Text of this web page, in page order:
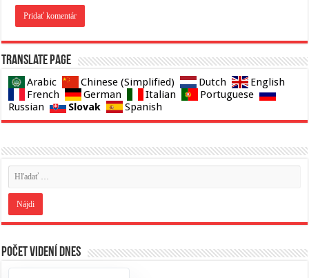
Translate page
Arabic Chinese (Simplified) Dutch
English
French
German Italian
Portuguese
Russian
Slovak Spanish
Počet videní dnes